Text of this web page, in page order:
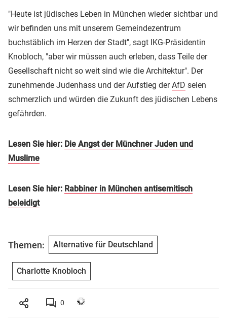
"Heute ist jüdisches Leben in München wieder sichtbar und
wir befinden uns mit unserem Gemeindezentrum
buchstäblich im Herzen der Stadt", sagt IKG-Präsidentin
Knobloch, "aber wir müssen auch erleben, dass Teile der
Gesellschaft nicht so weit sind wie die Architektur". Der
zunehmende Judenhass und der Aufstieg derAfD seien
schmerzlich und würden die Zukunft des jüdischen Lebens
gefährden.
Lesen Sie hier: Die Angst der Münchner Juden und
Muslime
Lesen Sie hier: Rabbiner in München antisemitisch
beleidigt
Themen: Alternative für Deutschland
Charlotte Knobloch
0